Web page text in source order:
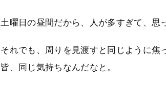
土曜日の昼間だから、人が多すぎて、思
それでも、周りを見渡すと同じように焦
皆、同じ気持ちなんだなと。